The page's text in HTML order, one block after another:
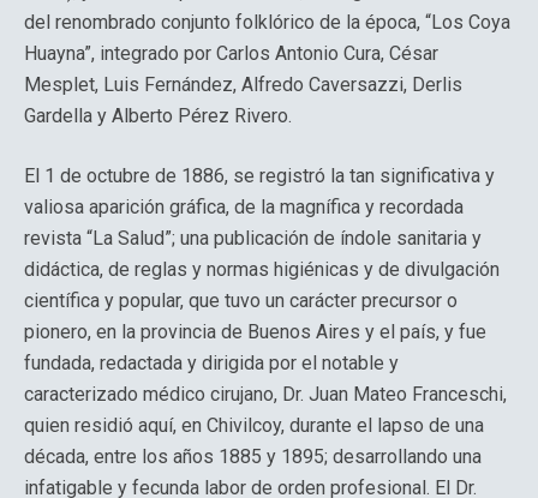
del renombrado conjunto folklórico de la época, “Los Coya
Huayna”, integrado por Carlos Antonio Cura, César
Mesplet, Luis Fernández, Alfredo Caversazzi, Derlis
Gardella y Alberto Pérez Rivero.
El 1 de octubre de 1886, se registró la tan significativa y
valiosa aparición gráfica, de la magnífica y recordada
revista “La Salud”; una publicación de índole sanitaria y
didáctica, de reglas y normas higiénicas y de divulgación
científica y popular, que tuvo un carácter precursor o
pionero, en la provincia de Buenos Aires y el país, y fue
fundada, redactada y dirigida por el notable y
caracterizado médico cirujano, Dr. Juan Mateo Franceschi,
quien residió aquí, en Chivilcoy, durante el lapso de una
década, entre los años 1885 y 1895; desarrollando una
infatigable y fecunda labor de orden profesional. El Dr.